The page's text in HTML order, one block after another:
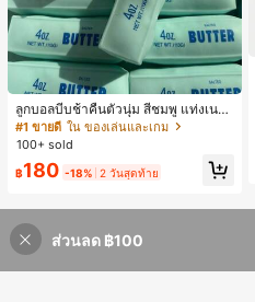
ลูกบอลบีบช้าคืนตัวนุ่ม สีชมพู แท่งเนย
บีบคลายเครียด นุ่มยืดหยุ่น ของเล่นบีบ
4 ออนซ์ ของเล่นเกลือ เหมาะสำหรับขอ
ของขวัญวันเกิด ของขวัญอีสเตอร์ ของ
งเล่นสำหรับผู้ใหญ่ ผู้หญิง สกวิชชี่กรอบ
สกวิชชี่เนยกรอบ บีบ ลูกบอลสลัชชี่
#1 ขายดี ใน ของเล่นและเกม
100+ sold
฿180 -18% 2 วันสุดท้าย
ส่วนลด ฿100